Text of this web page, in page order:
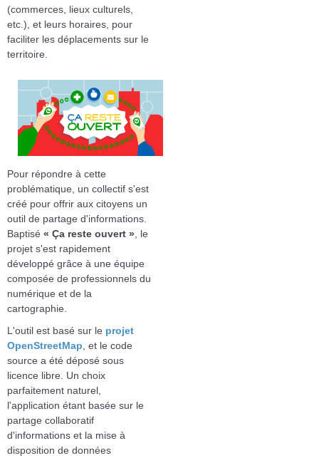
(commerces, lieux culturels,
etc.), et leurs horaires, pour
faciliter les déplacements sur le
territoire.
Pour répondre à cette
problématique, un collectif s'est
créé pour offrir aux citoyens un
outil de partage d'informations.
Baptisé « Ça reste ouvert » , le
projet s'est rapidement
développé grâce à une équipe
composée de professionnels du
numérique et de la
cartographie.
L'outil est basé sur le projet
OpenStreetMap , et le code
source a été déposé sous
licence libre. Un choix
parfaitement naturel,
l'application étant basée sur le
partage collaboratif
d'informations et la mise à
disposition de données